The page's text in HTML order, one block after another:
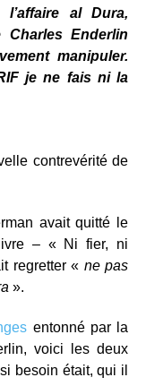
al Dura,
Enderlin
manipuler.
je ne fais ni la
contrevérité de
avait quitté le
– « Ni fier, ni
regretter « ne pas
».
entonné par la
voici les deux
besoin était, qui il